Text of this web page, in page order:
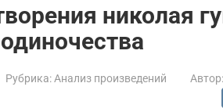
николая
Рубрика: Анализ произведений Автор: